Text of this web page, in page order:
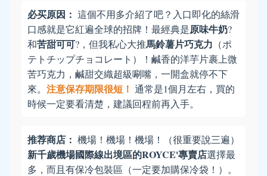
必买原因： 這個不用多介紹了吧？入口即化的絲滑
口感就是它紅遍全球的招牌！最經典是原味牛奶?
和苦甜可可?，但我私心大推馬鈴薯片巧克力 （ポ
テトチップチョコレート）！鹹香的洋芋片裹上微
苦巧克力，鹹甜交織超級唰嘴，一開盒就停不下
來。 注意保存期限很短！ 通常是1個月左右，買的
時候一定要看清楚，建議回程前再入手。
推荐商店： 機場！機場！機場！（很重要說三遍）
新千歲機場國際線出境區的ROYCE'專賣店選擇最
多，而且有保冷包裝區（一定要加購保冷袋！）。